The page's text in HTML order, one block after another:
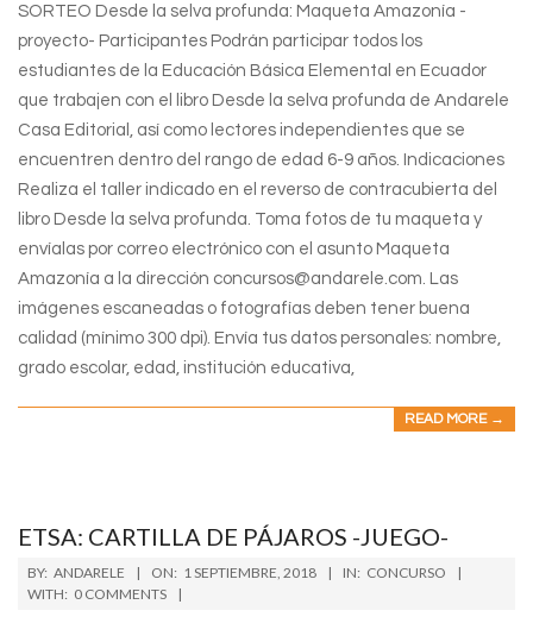
SORTEO Desde la selva profunda: Maqueta Amazonía -
proyecto- Participantes Podrán participar todos los
estudiantes de la Educación Básica Elemental en Ecuador
que trabajen con el libro Desde la selva profunda de Andarele
Casa Editorial, así como lectores independientes que se
encuentren dentro del rango de edad 6-9 años. Indicaciones
Realiza el taller indicado en el reverso de contracubierta del
libro Desde la selva profunda. Toma fotos de tu maqueta y
envíalas por correo electrónico con el asunto Maqueta
Amazonía a la dirección concursos@andarele.com. Las
imágenes escaneadas o fotografías deben tener buena
calidad (mínimo 300 dpi). Envía tus datos personales: nombre,
grado escolar, edad, institución educativa,
READ MORE →
ETSA: CARTILLA DE PÁJAROS -JUEGO-
2018-
09-
BY: ANDARELE ON: 1 SEPTIEMBRE, 2018 IN: CONCURSO
WITH: 0 COMMENTS